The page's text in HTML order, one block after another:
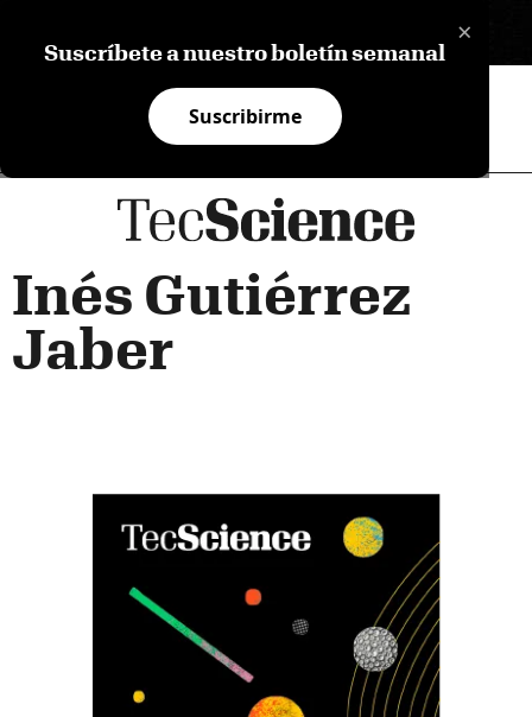
×
Suscríbete a nuestro boletín semanal
Suscribirme
Inés Gutiérrez
Jaber